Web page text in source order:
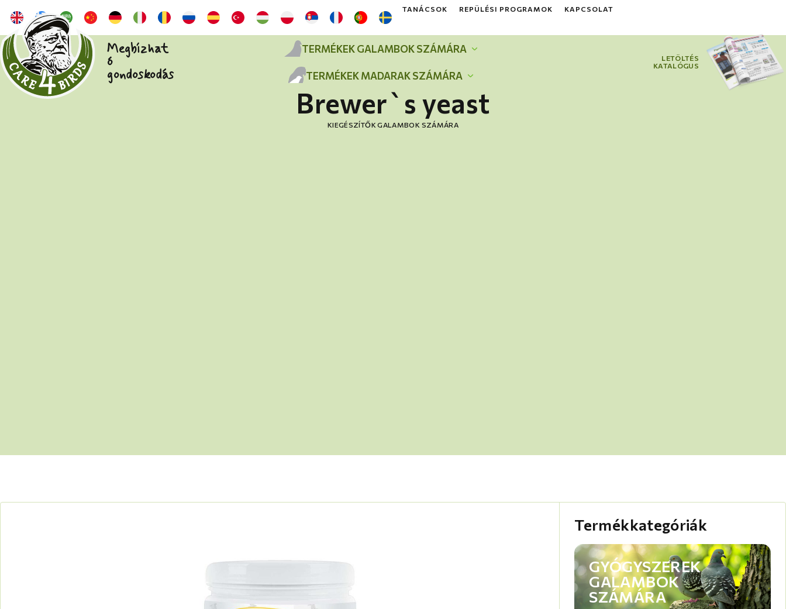
TANÁCSOK REPÜLÉSI PROGRAMOK KAPCSOLAT
Megbízhat
ó
gondoskodás
TERMÉKEK GALAMBOK SZÁMÁRA
TERMÉKEK MADARAK SZÁMÁRA
LETÖLTÉS
KATALÓGUS
Brewer`s yeast
KIEGÉSZÍTŐK GALAMBOK SZÁMÁRA
Termékkategóriák
GYÓGYSZEREK
GALAMBOK
SZÁMÁRA